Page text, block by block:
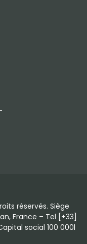
réservés. Siège
France – Tel [+33]
social 100 000l